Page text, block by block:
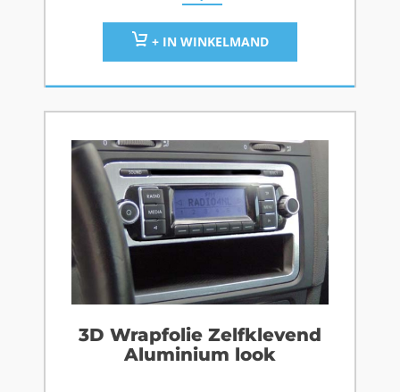
+ IN WINKELMAND
3D Wrapfolie Zelfklevend
Aluminium look